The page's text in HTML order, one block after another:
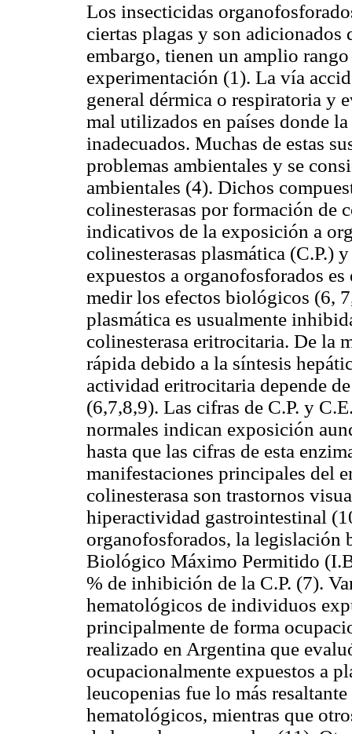
Los insecticidas
ciertas plagas y son adicionados
embargo, tienen un amplio
experimentación (1). La vía
general dérmica o respiratoria y
mal utilizados en países donde
inadecuados. Muchas de estas
problemas ambientales y se
ambientales (4). Dichos
colinesterasas por formación de
indicativos de la exposición a
colinesterasas plasmática
expuestos a organofosforados
medir los efectos biológicos (6,
plasmática es usualmente
colinesterasa eritrocitaria. De la
rápida debido a la síntesis
actividad eritrocitaria depende
(6,7,8,9). Las cifras de C.P. y
normales indican exposición
hasta que las cifras de esta
manifestaciones principales del
colinesterasa son trastornos
hiperactividad gastrointestinal
organofosforados, la legislación
Biológico Máximo Permitido
% de inhibición de la C.P. (7).
hematológicos de individuos
principalmente de forma
realizado en Argentina que
ocupacionalmente expuestos a
leucopenias fue lo más
hematológicos, mientras que